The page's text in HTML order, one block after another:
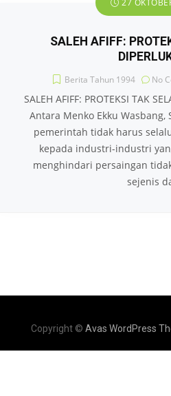
27
SALEH AFIFF:
Berita Tahun 1994 No
SALEH AFIFF: PROTEKSI TAK
Antara Menko Ekku Wasbang,
pemerintah tidak harus
kepada industri-industri
menghindari persaingan
sejenis
Copyright © Avas WordPress